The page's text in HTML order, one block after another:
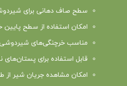
سطح صاف دهانی برای
امکان استفاده از سطح پایین
مناسب خرچنگی‌های
قابل استفاده برای پستان‌های
امکان مشاهده جریان شیر